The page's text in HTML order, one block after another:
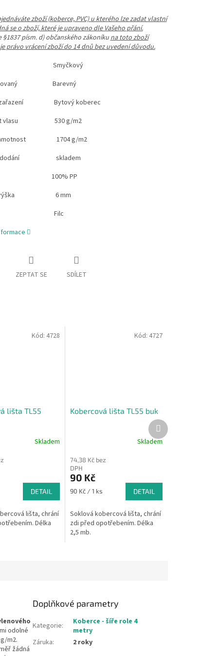
zboží (koberce, PVC) u kterého lze zadat vlastní
se o zboží, které je upraveno dle Vašeho přání.
§1837 písm. d) občanského zákoníkuna toto zboží
právo vrácení zboží do 14 dnů bez uvedení důvodu.
Smyčkový
Barevný
zařazení Bytový koberec
vlasu 530 g/m2
hmotnost 1704 g/m2
dodání skladem
100% PP
výška 6 mm
Filc
ZEPTAT SE SDÍLET
lišta TL55
Skladem
DETAIL
lišta, chrání
Délka
Kód: 4728
Kobercová lišta TL55 buk
Skladem
74,38 Kč bez
DPH
90 Kč
Měrná
90 Kč / 1 ks DETAIL
Soklová kobercová lišta, chrání
zdi před opotřebením. Délka
2,5 mb.
Kód: 4727
Další
produkt
odolné
m2.
žádná
Doplňkové parametry
Kategorie:
Koberce - šíře role 4
metry
Záruka: 2 roky